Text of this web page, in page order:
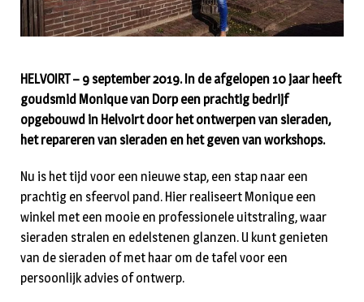
HELVOIRT – 9 september 2019. In de afgelopen 10 jaar heeft
goudsmid Monique van Dorp een prachtig bedrijf
opgebouwd in Helvoirt door het ontwerpen van sieraden,
het repareren van sieraden en het geven van workshops.
Nu is het tijd voor een nieuwe stap, een stap naar een
prachtig en sfeervol pand. Hier realiseert Monique een
winkel met een mooie en professionele uitstraling, waar
sieraden stralen en edelstenen glanzen. U kunt genieten
van de sieraden of met haar om de tafel voor een
persoonlijk advies of ontwerp.